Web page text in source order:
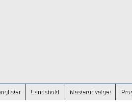
Landshold Masterudvalget